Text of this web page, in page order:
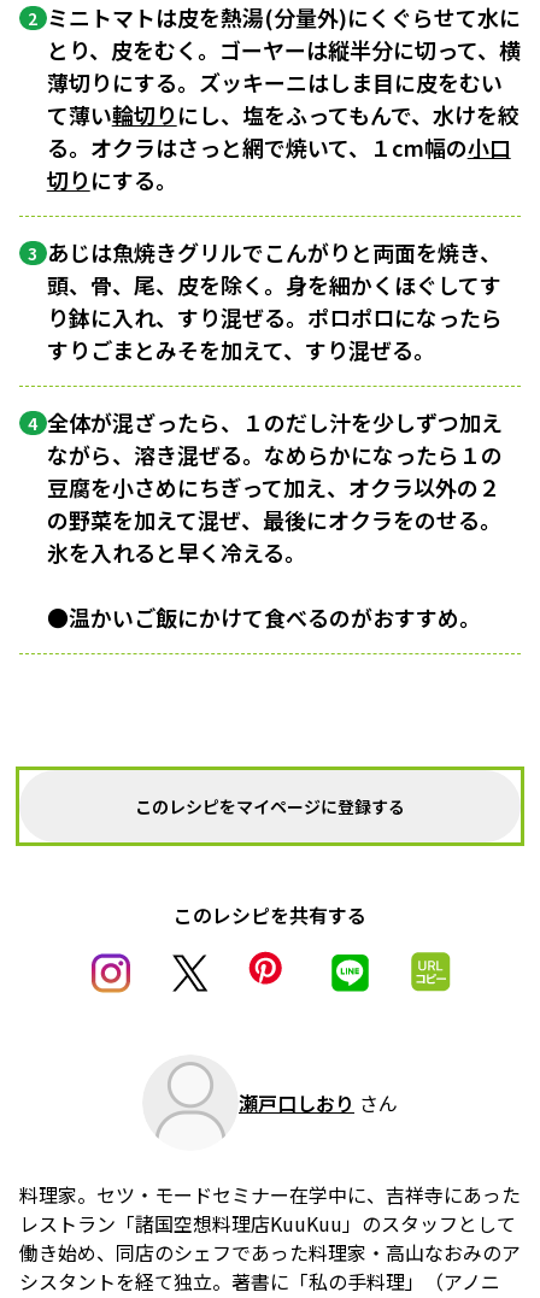
2 ミニトマトは皮を熱湯(分量外)にくぐらせて水に
とり、皮をむく。ゴーヤーは縦半分に切って、横
薄切りにする。ズッキーニはしま目に皮をむい
て薄い輪切りにし、塩をふってもんで、水けを絞
る。オクラはさっと網で焼いて、１cm幅の小口
切りにする。
3 あじは魚焼きグリルでこんがりと両面を焼き、
頭、骨、尾、皮を除く。身を細かくほぐしてす
り鉢に入れ、すり混ぜる。ポロポロになったら
すりごまとみそを加えて、すり混ぜる。
4 全体が混ざったら、１のだし汁を少しずつ加え
ながら、溶き混ぜる。なめらかになったら１の
豆腐を小さめにちぎって加え、オクラ以外の２
の野菜を加えて混ぜ、最後にオクラをのせる。
氷を入れると早く冷える。
●温かいご飯にかけて食べるのがおすすめ。
このレシピをマイページに登録する
このレシピを共有する
瀬戸口しおり さん
料理家。セツ・モードセミナー在学中に、吉祥寺にあった
レストラン「諸国空想料理店KuuKuu」のスタッフとして
働き始め、同店のシェフであった料理家・高山なおみのア
シスタントを経て独立。著書に「私の手料理」（アノニ